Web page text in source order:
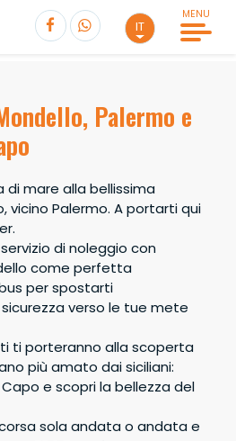
IT
MENU
Palermo e
di mare alla bellissima
vicino Palermo. A portarti qui
di noleggio con
come perfetta
per spostarti
verso le tue mete
ti porteranno alla scoperta
più amato dai siciliani:
e scopri la bellezza del
sola andata o andata e
Andata e ritorno
0
0
Ore
0
0
PRENOTA